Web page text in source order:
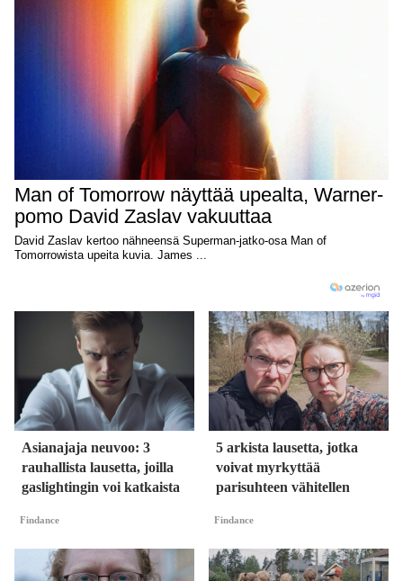
Asianajaja neuvoo: 3
rauhallista lausetta, joilla
gaslightingin voi katkaista
Findance
5 arkista lausetta, jotka
voivat myrkyttää
parisuhteen vähitellen
Findance